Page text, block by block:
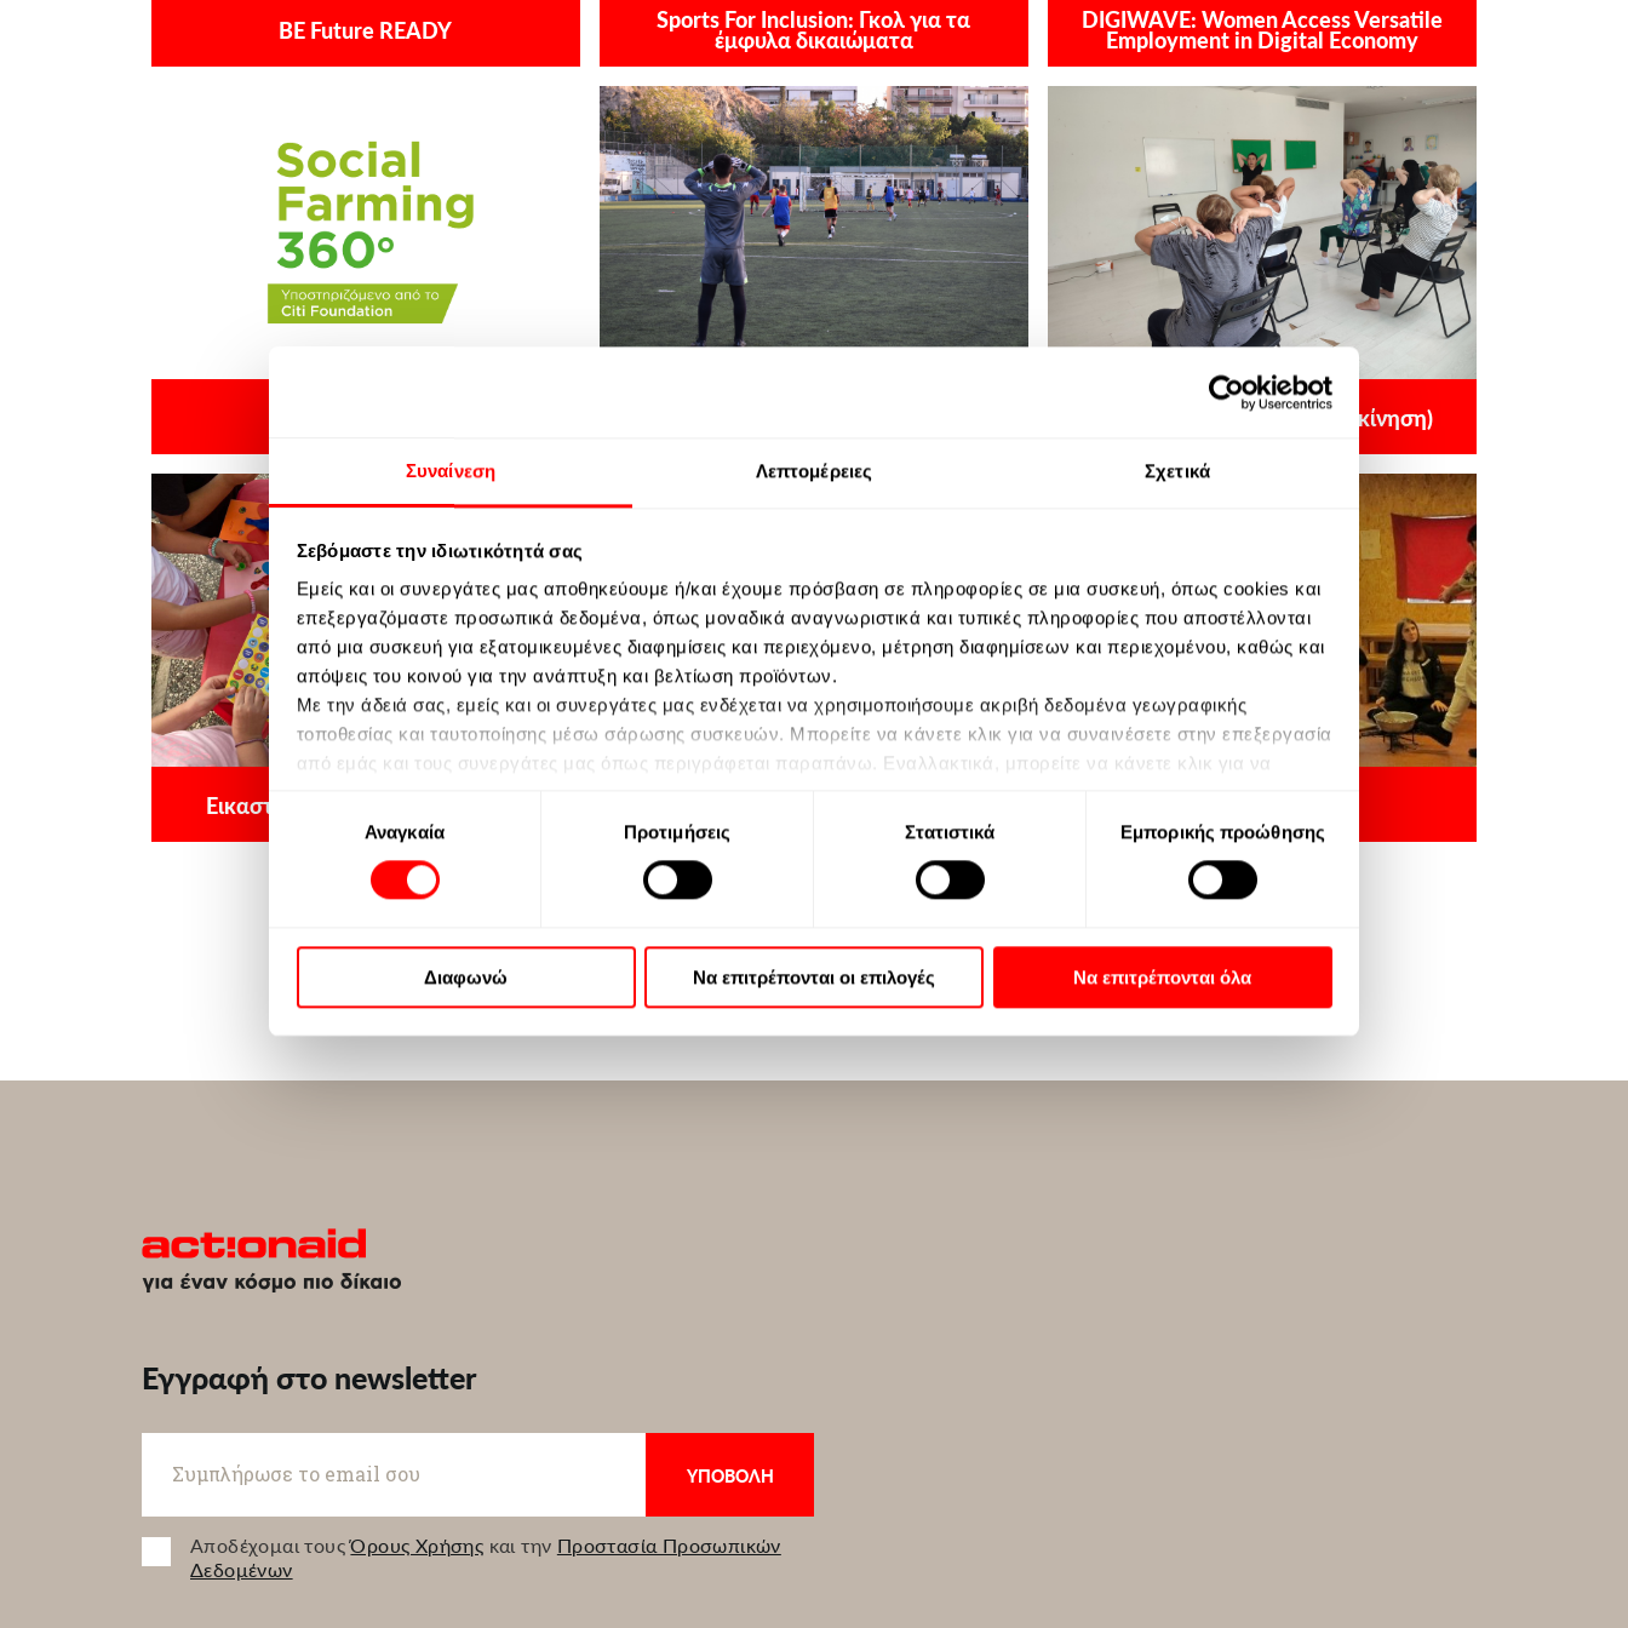
Συναίνεση Λεπτομέρειες Σχετικά
Σεβόμαστε την ιδιωτικότητά σας
Εμείς και οι συνεργάτες μας αποθηκεύουμε ή/και έχουμε πρόσβαση σε πληροφορίες σε μια συσκευή, όπως cookies και
επεξεργαζόμαστε προσωπικά δεδομένα, όπως μοναδικά αναγνωριστικά και τυπικές πληροφορίες που αποστέλλονται
από μια συσκευή για εξατομικευμένες διαφημίσεις και περιεχόμενο, μέτρηση διαφημίσεων και περιεχομένου, καθώς και
απόψεις του κοινού για την ανάπτυξη και βελτίωση προϊόντων.
Με την άδειά σας, εμείς και οι συνεργάτες μας ενδέχεται να χρησιμοποιήσουμε ακριβή δεδομένα γεωγραφικής
τοποθεσίας και ταυτοποίησης μέσω σάρωσης συσκευών. Μπορείτε να κάνετε κλικ για να συναινέσετε στην επεξεργασία
από εμάς και τους συνεργάτες μας όπως περιγράφεται παραπάνω. Εναλλακτικά, μπορείτε να κάνετε κλικ για να
σας πριν συναινέσετε. Λάβετε υπόψη ότι κάποια επεξεργασία των προσωπικών σας δεδομένων ενδέχεται να μην
απαιτεί τη συγκατάθεσή σας, αλλά έχετε το δικαίωμα να αρνηθείτε αυτήν την επεξεργασία. Οι προτιμήσεις σας θα
ισχύουν μόνο για αυτόν τον ιστότοπο. Μπορείτε πάντα να αλλάξετε τις προτιμήσεις σας επιστρέφοντας σε αυτόν τον
Επιλογή
συγκατάθεσηςΑναγκαία Προτιμήσεις Στατιστικά Εμπορικής προώθησης
Διαφωνώ Να επιτρέπονται οι επιλογές Να επιτρέπονται όλα
BE Future READY Sports For Inclusion: Γκολ για τα
έμφυλα δικαιώματα
DIGIWAVE: Women Access Versatile
Employment in Digital Economy
Barre à Terre (θεραπευτική κίνηση)
Εικαστικά Προσχολικής Ηλικίας
ΠΕΡΙΣΣΟΤΕΡΑ
Εγγραφή στο newsletter
Αποδέχομαι τουςΌρους Χρήσης και την Προστασία Προσωπικών
Δεδομένων